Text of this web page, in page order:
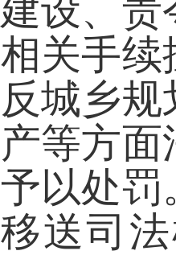
建设、责
相关手续
反城乡
产等方
予以处罚
移送司